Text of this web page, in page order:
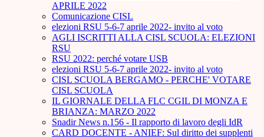
APRILE 2022
Comunicazione CISL
elezioni RSU 5-6-7 aprile 2022- invito al voto
AGLI ISCRITTI ALLA CISL SCUOLA: ELEZIONI
RSU
RSU 2022: perché votare USB
elezioni RSU 5-6-7 aprile 2022- invito al voto
CISL SCUOLA BERGAMO - PERCHE' VOTARE
CISL SCUOLA
IL GIORNALE DELLA FLC CGIL DI MONZA E
BRIANZA: MARZO 2022
Snadir News n.156 - Il rapporto di lavoro degli IdR
CARD DOCENTE - ANIEF: Sul diritto dei supplenti